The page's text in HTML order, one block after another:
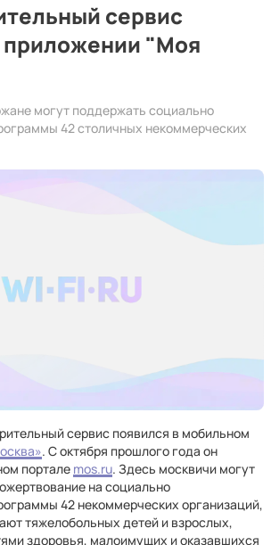
сервис
приложении "Моя
могут поддержать социально
42 столичных некоммерческих
сервис появился в мобильном
. С октября прошлого года он
портале mos.ru. Здесь москвичи могут
на социально
42 некоммерческих организаций,
тяжелобольных детей и взрослых,
здоровья, малоимущих и оказавшихся